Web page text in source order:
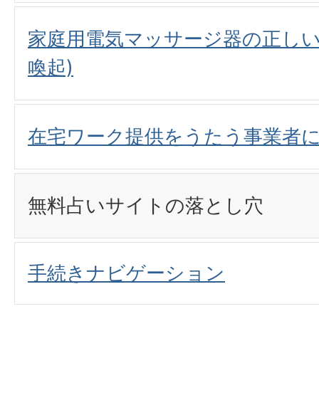
家庭用電気マッサージ器の正し
喚起)
在宅ワーク提供をうたう事業者
無料占いサイトの落とし穴
手続きナビゲーション